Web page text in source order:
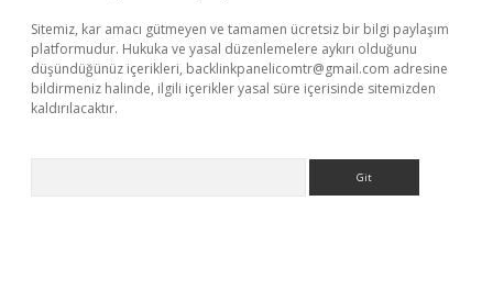
Sitemiz, kar amacı gütmeyen ve tamamen ücretsiz bir bilgi paylaşım
platformudur. Hukuka ve yasal düzenlemelere aykırı olduğunu
düşündüğünüz içerikleri, backlinkpanelicomtr@gmail.com adresine
bildirmeniz halinde, ilgili içerikler yasal süre içerisinde sitemizden
kaldırılacaktır.